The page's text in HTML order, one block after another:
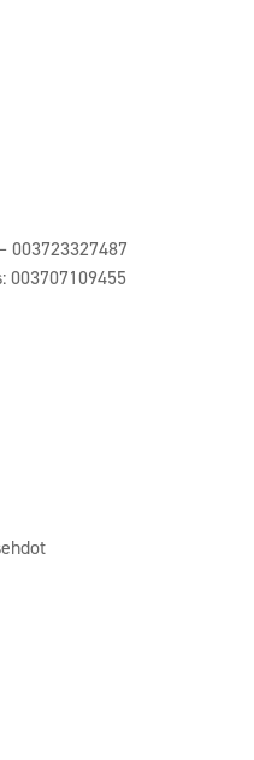
003723327487
003707109455